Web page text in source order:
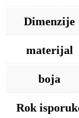
Dimenzije
materijal
boja
Rok